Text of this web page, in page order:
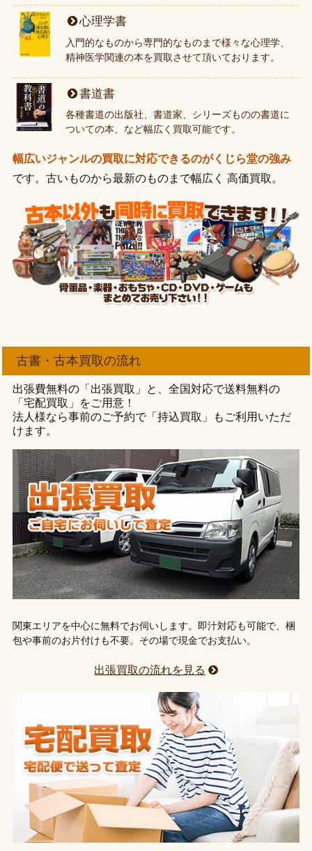
心理学書
入門的なものから専門的なものまで様々な心理学、
精神医学関連の本を買取させて頂いております。
書道書
各種書道の出版社、書道家、シリーズものの書道に
ついての本、など幅広く買取可能です。
幅広いジャンルの買取に対応できるのがくじら堂の強み
です。古いものから最新のものまで幅広く 高価買取。
古書・古本買取の流れ
出張費無料の「出張買取」と、全国対応で送料無料の
「宅配買取」をご用意！
法人様なら事前のご予約で「持込買取」もご利用いただ
けます。
関東エリアを中心に無料でお伺いします。即汁対応も可能で、梱
包や事前のお片付けも不要。その場で現金でお支払い。
出張買取の流れを見る